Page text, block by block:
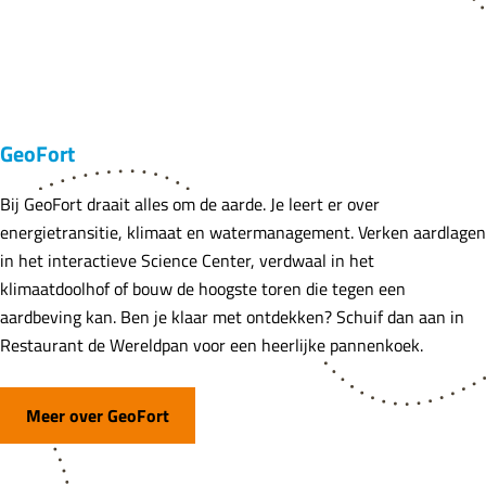
GeoFort
Bij GeoFort draait alles om de aarde. Je leert er over
energietransitie, klimaat en watermanagement. Verken aardlagen
in het interactieve Science Center, verdwaal in het
klimaatdoolhof of bouw de hoogste toren die tegen een
aardbeving kan. Ben je klaar met ontdekken? Schuif dan aan in
Restaurant de Wereldpan voor een heerlijke pannenkoek.
Meer over GeoFort